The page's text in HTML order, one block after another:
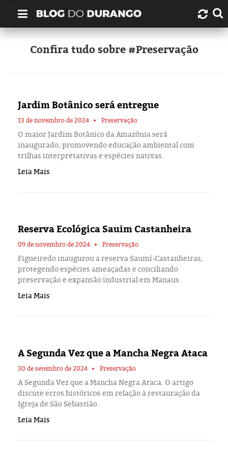
Quem é Durango Duarte?
Artigos
Amazonas
Eleições 2024
Pesquisas
Política
Confira tudo sobre #Preservação
Jardim Botânico será entregue
13 de novembro de 2024 Preservação
O maior Jardim Botânico da Amazônia será
inaugurado, promovendo educação ambiental com
trilhas interpretativas e espécies nativas.
Leia Mais
Reserva Ecológica Sauim Castanheira
09 de novembro de 2024 Preservação
Figueiredo inaugurou a reserva Saumí-Castanheiras,
protegendo espécies ameaçadas e conciliando
preservação e expansão industrial em Manaus.
Leia Mais
A Segunda Vez que a Mancha Negra Ataca
30 de setembro de 2024 Preservação
A Segunda Vez que a Mancha Negra Ataca. O artigo
discute erros históricos em relação à restauração da
Igreja de São Sebastião.
Leia Mais